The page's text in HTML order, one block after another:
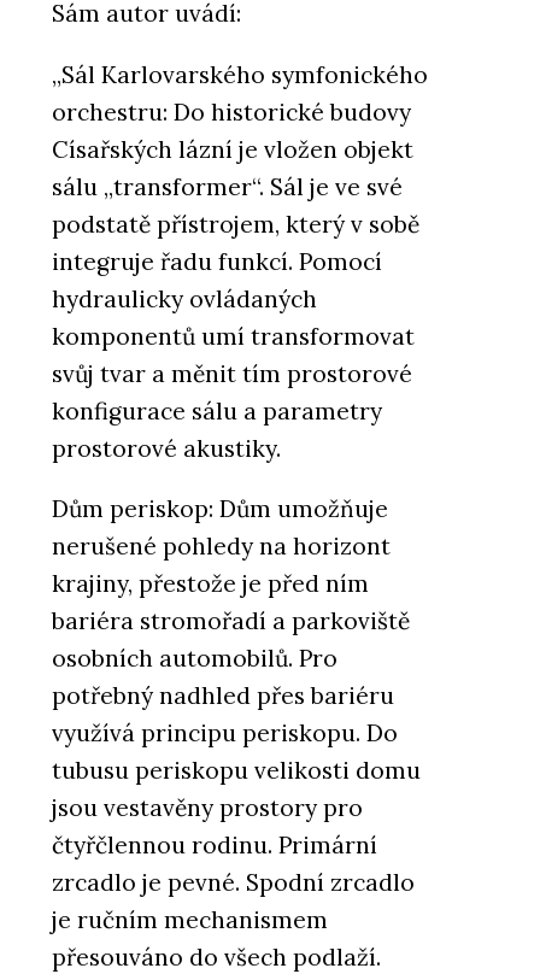
Sám autor uvádí:
„Sál Karlovarského symfonického
orchestru: Do historické budovy
Císařských lázní je vložen objekt
sálu „transformer“. Sál je ve své
podstatě přístrojem, který v sobě
integruje řadu funkcí. Pomocí
hydraulicky ovládaných
komponentů umí transformovat
svůj tvar a měnit tím prostorové
konfigurace sálu a parametry
prostorové akustiky.
Dům periskop: Dům umožňuje
nerušené pohledy na horizont
krajiny, přestože je před ním
bariéra stromořadí a parkoviště
osobních automobilů. Pro
potřebný nadhled přes bariéru
využívá principu periskopu. Do
tubusu periskopu velikosti domu
jsou vestavěny prostory pro
čtyřčlennou rodinu. Primární
zrcadlo je pevné. Spodní zrcadlo
je ručním mechanismem
přesouváno do všech podlaží.